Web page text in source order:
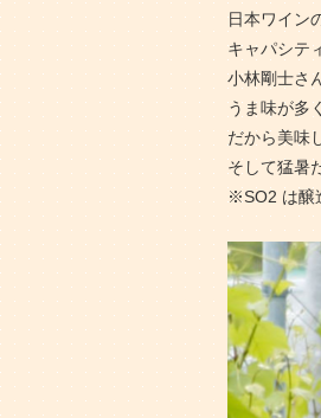
日本ワイン
キャパシテ
小林剛士さ
うま味が多
だから美味
そして猛暑
※SO2 は醸